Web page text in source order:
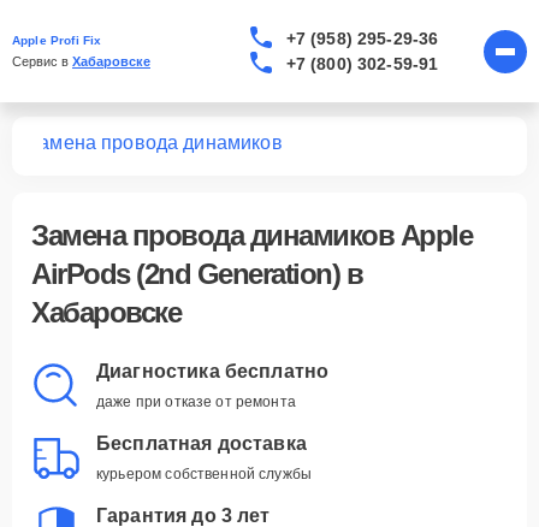
Apple Profi Fix
Сервис в Хабаровске
+7 (958) 295-29-36
+7 (800) 302-59-91
Замена провода динамиков
Замена провода динамиков Apple
AirPods (2nd Generation) в
Хабаровске
Диагностика бесплатно
даже при отказе от ремонта
Бесплатная доставка
курьером собственной службы
Гарантия до 3 лет